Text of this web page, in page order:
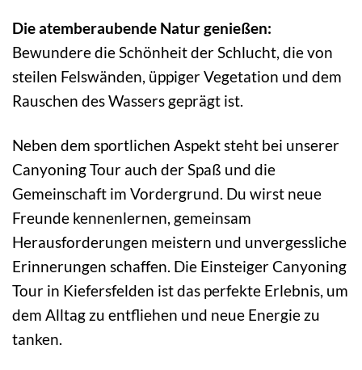
Die atemberaubende Natur genießen:
Bewundere die Schönheit der Schlucht, die von
steilen Felswänden, üppiger Vegetation und dem
Rauschen des Wassers geprägt ist.
Neben dem sportlichen Aspekt steht bei unserer
Canyoning Tour auch der Spaß und die
Gemeinschaft im Vordergrund. Du wirst neue
Freunde kennenlernen, gemeinsam
Herausforderungen meistern und unvergessliche
Erinnerungen schaffen. Die Einsteiger Canyoning
Tour in Kiefersfelden ist das perfekte Erlebnis, um
dem Alltag zu entfliehen und neue Energie zu
tanken.